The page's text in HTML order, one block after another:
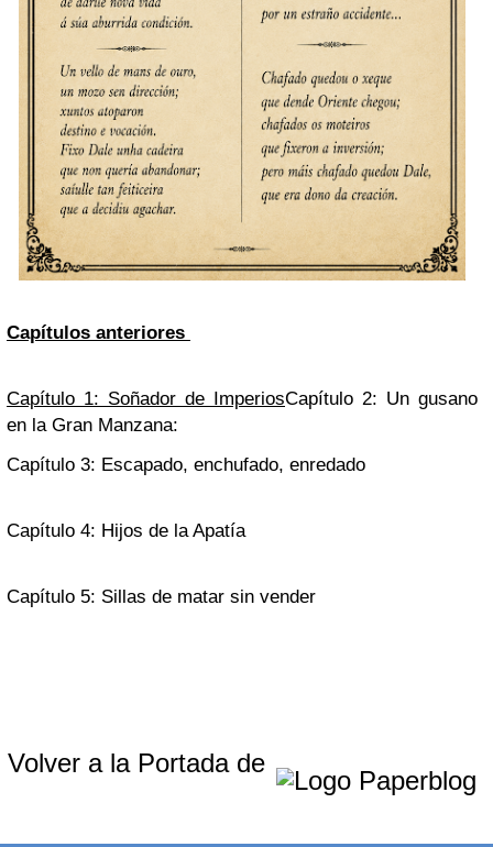
Capítulos anteriores
Capítulo 1: Soñador de ImperiosCapítulo 2: Un gusano
en la Gran Manzana:
Capítulo 3: Escapado, enchufado, enredado
Capítulo 4: Hijos de la Apatía
Capítulo 5: Sillas de matar sin vender
Volver a la Portada de